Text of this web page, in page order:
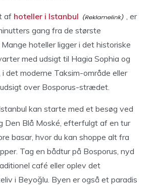
af hoteller i Istanbul
, er
gang fra de største
hoteller ligger i det historiske
med udsigt til Hagia Sophia og
i det moderne Taksim-område eller
over Bosporus-strædet.
kan starte med et besøg ved
Den Blå Moské, efterfulgt af en tur
basar, hvor du kan shoppe alt fra
Tag en bådtur på Bosporus, nyd
café eller oplev det
i Beyoğlu. Byen er også et paradis